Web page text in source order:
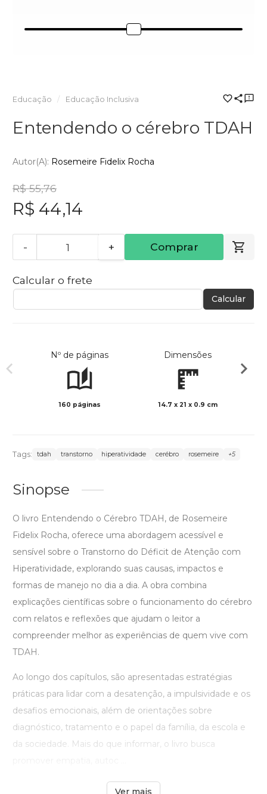
Educação Educação Inclusiva
Entendendo o cérebro TDAH
Autor(a): Rosemeire Fidelix Rocha
R$ 55,76
R$ 44,14
- + Comprar
Calcular o frete
Calcular
Nº de páginas
160 páginas
Dimensões
14.7 x 21 x 0.9 cm
Tags: tdah transtorno hiperatividade cerébro rosemeire +5
Sinopse
O livro Entendendo o Cérebro TDAH, de Rosemeire
Fidelix Rocha, oferece uma abordagem acessível e
sensível sobre o Transtorno do Déficit de Atenção com
Hiperatividade, explorando suas causas, impactos e
formas de manejo no dia a dia. A obra combina
explicações científicas sobre o funcionamento do cérebro
com relatos e reflexões que ajudam o leitor a
compreender melhor as experiências de quem vive com
TDAH.
Ao longo dos capítulos, são apresentadas estratégias
práticas para lidar com a desatenção, a impulsividade e os
desafios emocionais, além de orientações sobre
diagnóstico, tratamento e o papel da família, da escola e
da sociedade. Mais do que informar, o livro busca
Ver mais